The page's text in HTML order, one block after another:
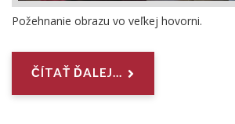
Požehnanie obrazu vo veľkej hovorni.
ČÍTAŤ ĎALEJ...